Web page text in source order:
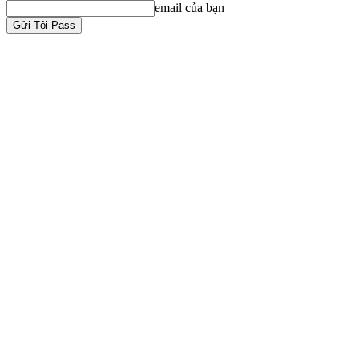
email của bạn